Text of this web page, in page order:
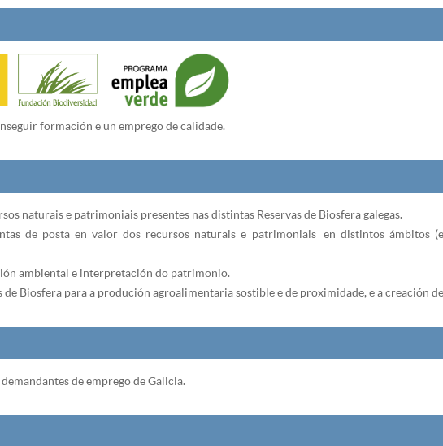
formación e un emprego de calidade.
naturais e patrimoniais presentes nas distintas Reservas de Biosfera galegas.
de posta en valor dos recursos naturais e patrimoniais en distintos ámbitos
ambiental e interpretación do patrimonio.
de Biosfera para a produción agroalimentaria sostible e de proximidade, e a creación
de emprego de Galicia.